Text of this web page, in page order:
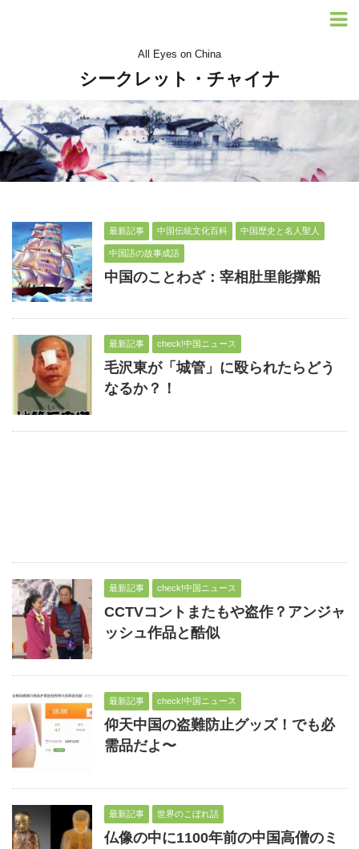
All Eyes on China
シークレット・チャイナ
最新記事 中国伝統文化百科 中国歴史と名人聖人
中国語の故事成語
中国のことわざ：宰相肚里能撑船
最新記事 check!中国ニュース
毛沢東が「城管」に殴られたらどう
なるか？！
最新記事 check!中国ニュース
CCTVコントまたもや盗作？アンジャ
ッシュ作品と酷似
最新記事 check!中国ニュース
仰天中国の盗難防止グッズ！でも必
需品だよ〜
最新記事 世界のこぼれ話
仏像の中に1100年前の中国高僧のミ